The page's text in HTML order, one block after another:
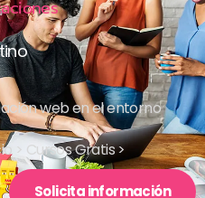
web en el entorno
> Cursos Gratis >
Solicita información